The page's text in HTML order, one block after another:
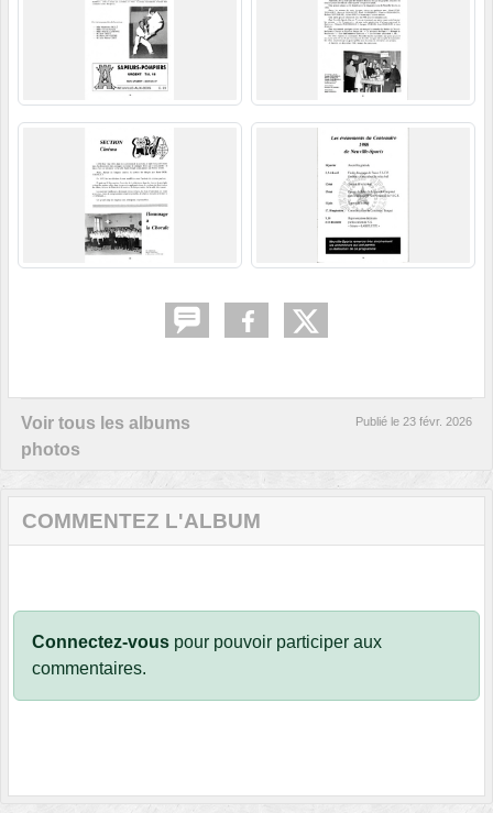
Voir tous les albums
photos
Publié le 23 févr. 2026
COMMENTEZ L'ALBUM
Connectez-vous pour pouvoir participer aux
commentaires.